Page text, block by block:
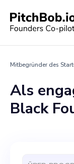
Mitbegründer des
Als
Black